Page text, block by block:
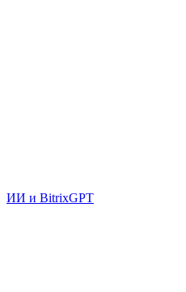
ИИ и BitrixGPT